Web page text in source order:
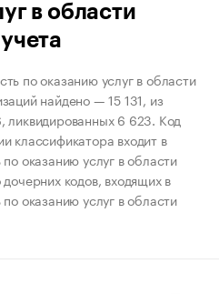
в области
по оказанию услуг в области
найдено — 15 131, из
6 623. Код
классификатора входит в
оказанию услуг в области
кодов, входящих в
оказанию услуг в области